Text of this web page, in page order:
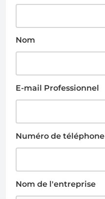
Nom
E-mail Professionnel
Numéro de téléphone
Nom de l'entreprise